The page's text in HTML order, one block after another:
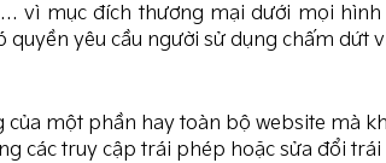
vì mục đích thương mại dưới mọi
quyền yêu cầu người sử dụng chấm
một phần hay toàn bộ website mà
các truy cập trái phép hoặc sửa đổi